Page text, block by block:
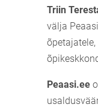
Triin
välja
Peaasi.ee